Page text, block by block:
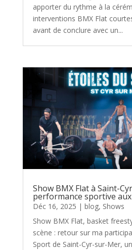
apporter du rythme à la
interventions BMX Flat
avant de conclure avec un...
Show BMX Flat à Saint-
performance sportive
Déc 16, 2025 | blog, Shows
Show BMX Flat, basket
scène : retour sur ma
Sport de Saint-Cyr-sur-Mer,